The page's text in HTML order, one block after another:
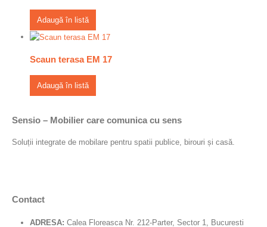
Adaugă în listă
Scaun terasa EM 17
Adaugă în listă
Sensio – Mobilier care comunica cu sens
Soluții integrate de mobilare pentru spatii publice, birouri și casă.
Contact
ADRESA: Calea Floreasca Nr. 212-Parter, Sector 1, Bucuresti